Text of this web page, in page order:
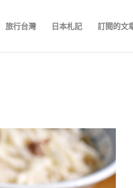
旅行台灣 日本札記 訂閱的文